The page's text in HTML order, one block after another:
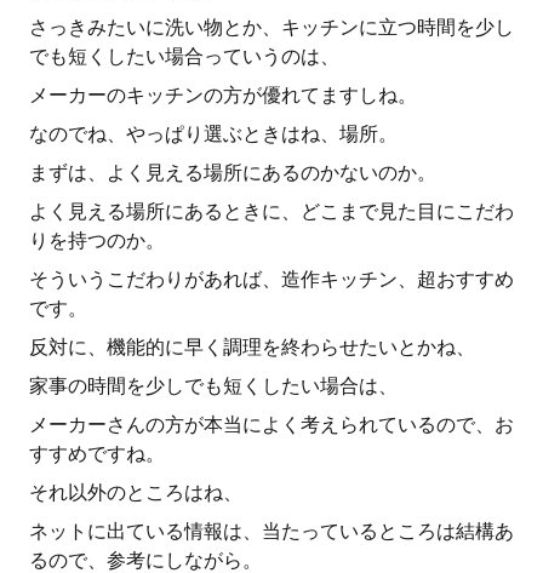
さっきみたいに洗い物とか、キッチンに立つ時間を少し
でも短くしたい場合っていうのは、
メーカーのキッチンの方が優れてますしね。
なのでね、やっぱり選ぶときはね、場所。
まずは、よく見える場所にあるのかないのか。
よく見える場所にあるときに、どこまで見た目にこだわ
りを持つのか。
そういうこだわりがあれば、造作キッチン、超おすすめ
です。
反対に、機能的に早く調理を終わらせたいとかね、
家事の時間を少しでも短くしたい場合は、
メーカーさんの方が本当によく考えられているので、お
すすめですね。
それ以外のところはね、
ネットに出ている情報は、当たっているところは結構あ
るので、参考にしながら。